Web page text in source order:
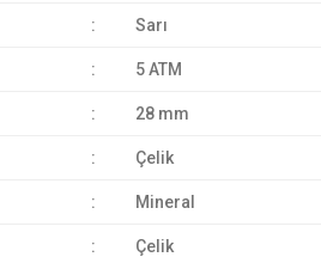
: Sarı
: 5 ATM
: 28 mm
: Çelik
: Mineral
: Çelik